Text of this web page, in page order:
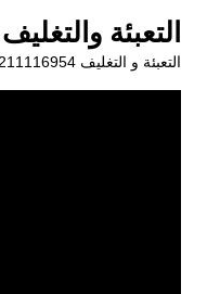
المحتوى
التعبئة والتغليف
التعبئة و التغليف 01211116954 – 01211116956 – 01211116958